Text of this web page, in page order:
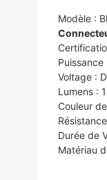
Modèle :
Voltage :
Lumens :
Couleur
Durée de
Matériau